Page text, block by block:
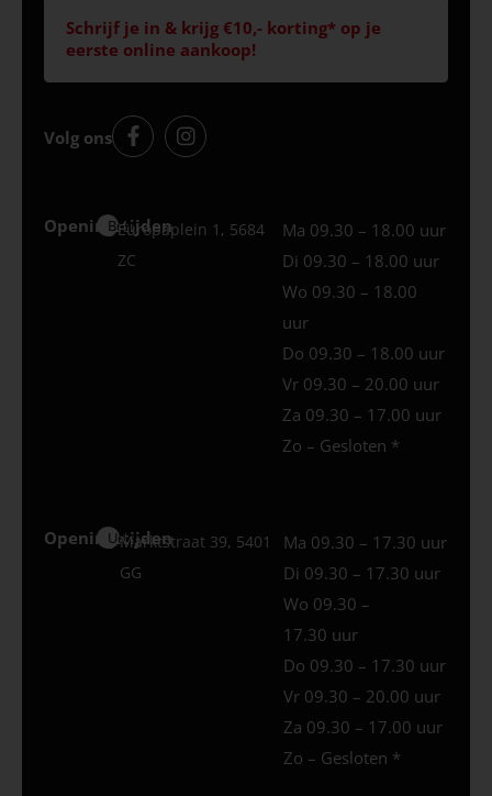
Schrijf je in & krijg €10,- korting* op je
eerste online aankoop!
Volg ons
Openingstijden
Best
Europaplein 1, 5684
ZC
Ma 09.30 – 18.00 uur
Di 09.30 – 18.00 uur
Wo 09.30 – 18.00
uur
Do 09.30 – 18.00 uur
Vr 09.30 – 20.00 uur
Za 09.30 – 17.00 uur
Zo – Gesloten *
Openingstijden
Uden
Marktstraat 39, 5401
GG
Ma 09.30 – 17.30 uur
Di 09.30 – 17.30 uur
Wo 09.30 –
17.30 uur
Do 09.30 – 17.30 uur
Vr 09.30 – 20.00 uur
Za 09.30 – 17.00 uur
Zo – Gesloten *